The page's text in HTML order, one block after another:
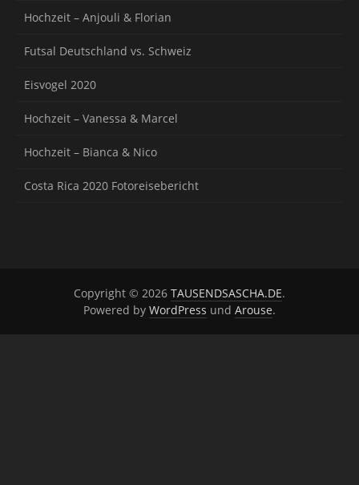
Hochzeit – Anjouli & Florian
Futsal Deutschland vs. Schweiz
Eisvogel 2020
Hochzeit – Vanessa & Marcel
Hochzeit – Bianca & Nico
Costa Rica 2020 Fotoreisebericht
Copyright © 2026 TAUSENDSASCHA.DE.
Powered by WordPress und Arouse.